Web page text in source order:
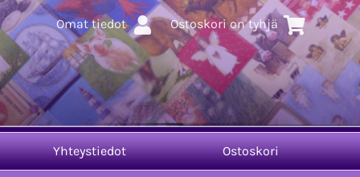
Omat tiedot Ostoskori on tyhjä
Yhteystiedot Ostoskori